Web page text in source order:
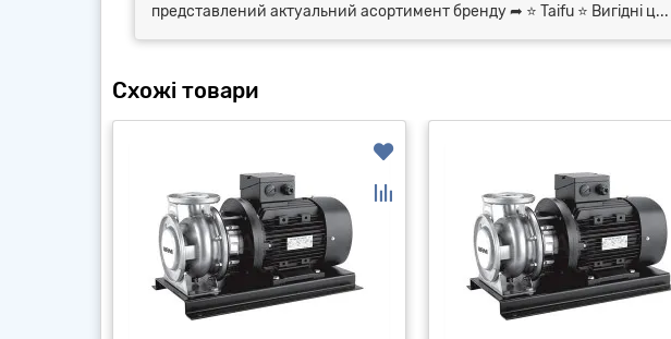
представлений актуальний асортимент бренду ➦ ⭐ Taifu ⭐ Вигідні ц...
Схожі товари